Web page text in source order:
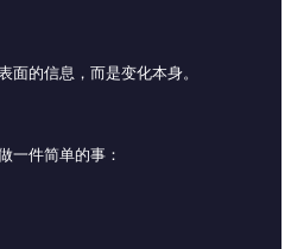
面的信息，而是变化本身。
一件简单的事：